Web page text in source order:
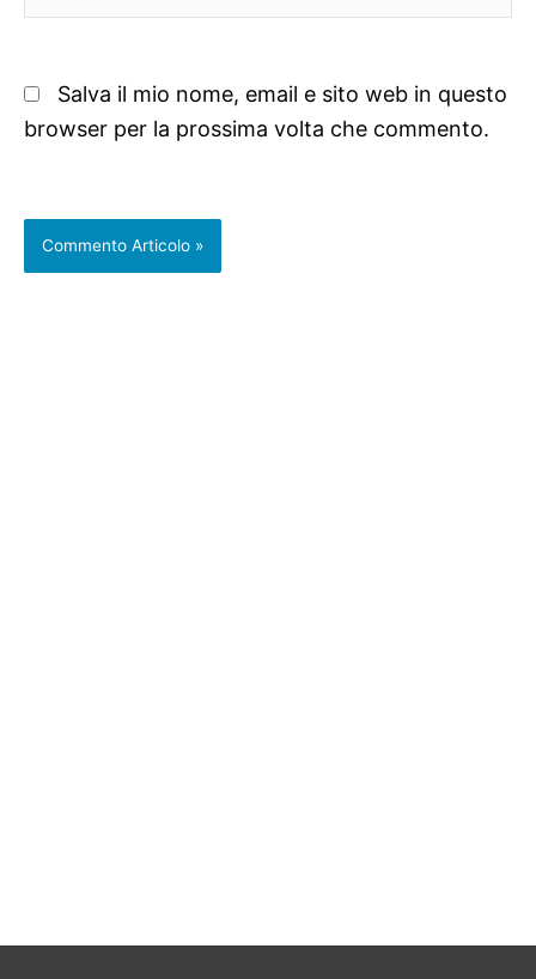
web
Salva il mio nome, email e sito web in questo
browser per la prossima volta che commento.